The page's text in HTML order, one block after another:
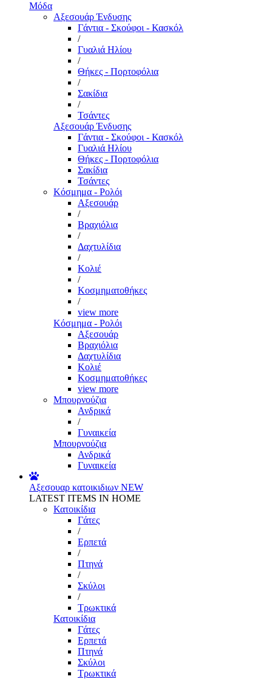
Μόδα
Αξεσουάρ Ένδυσης
Γάντια - Σκούφοι - Κασκόλ
/
Γυαλιά Ηλίου
/
Θήκες - Πορτοφόλια
/
Σακίδια
/
Τσάντες
Αξεσουάρ Ένδυσης
Γάντια - Σκούφοι - Κασκόλ
Γυαλιά Ηλίου
Θήκες - Πορτοφόλια
Σακίδια
Τσάντες
Κόσμημα - Ρολόι
Αξεσουάρ
/
Βραχιόλια
/
Δαχτυλίδια
/
Κολιέ
/
Κοσμηματοθήκες
/
view more
Κόσμημα - Ρολόι
Αξεσουάρ
Βραχιόλια
Δαχτυλίδια
Κολιέ
Κοσμηματοθήκες
view more
Μπουρνούζια
Ανδρικά
/
Γυναικεία
Μπουρνούζια
Ανδρικά
Γυναικεία
Αξεσουαρ κατοικιδιων NEW
LATEST ITEMS IN HOME
Κατοικίδια
Γάτες
/
Ερπετά
/
Πτηνά
/
Σκύλοι
/
Τρωκτικά
Κατοικίδια
Γάτες
Ερπετά
Πτηνά
Σκύλοι
Τρωκτικά